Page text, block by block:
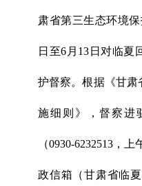
肃省第三生态环境
日至6月13日对临夏
护督察。根据《甘肃
施细则》，督察进
（0930-6232513，
政信箱（甘肃省临